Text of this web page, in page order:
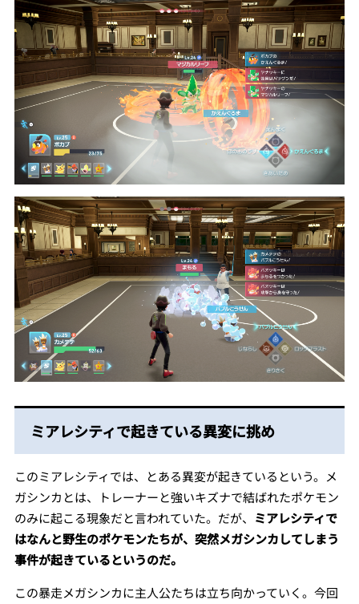
ミアレシティで起きている異変に挑め
このミアレシティでは、とある異変が起きているという。メ
ガシンカとは、トレーナーと強いキズナで結ばれたポケモン
のみに起こる現象だと言われていた。だが、 ミアレシティで
はなんと野生のポケモンたちが、突然メガシンカしてしまう
事件が起きているというのだ。
この暴走メガシンカに主人公たちは立ち向かっていく。今回